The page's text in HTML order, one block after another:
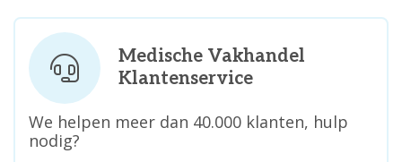
Medische Vakhandel
Klantenservice
We helpen meer dan 40.000 klanten, hulp
nodig?